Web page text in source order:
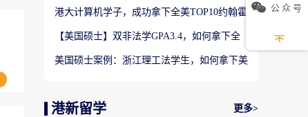
港大计算机学子，成功拿下全美TOP10约翰霍
【美国硕士】双非法学GPA3.4，如何拿下全
美国硕士案例：浙江理工法学生，如何拿下美
港新留学 更多>
公 众 号